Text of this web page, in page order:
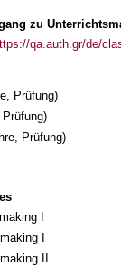
zu
qa.auth.gr/de/
Prüfung)
Prüfung)
I
I
II